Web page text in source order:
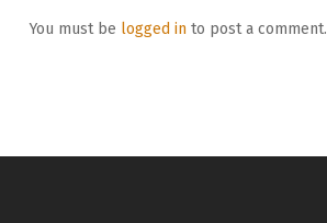
You must be logged into post a comment.